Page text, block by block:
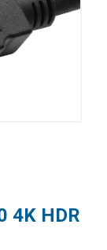
4K HDR